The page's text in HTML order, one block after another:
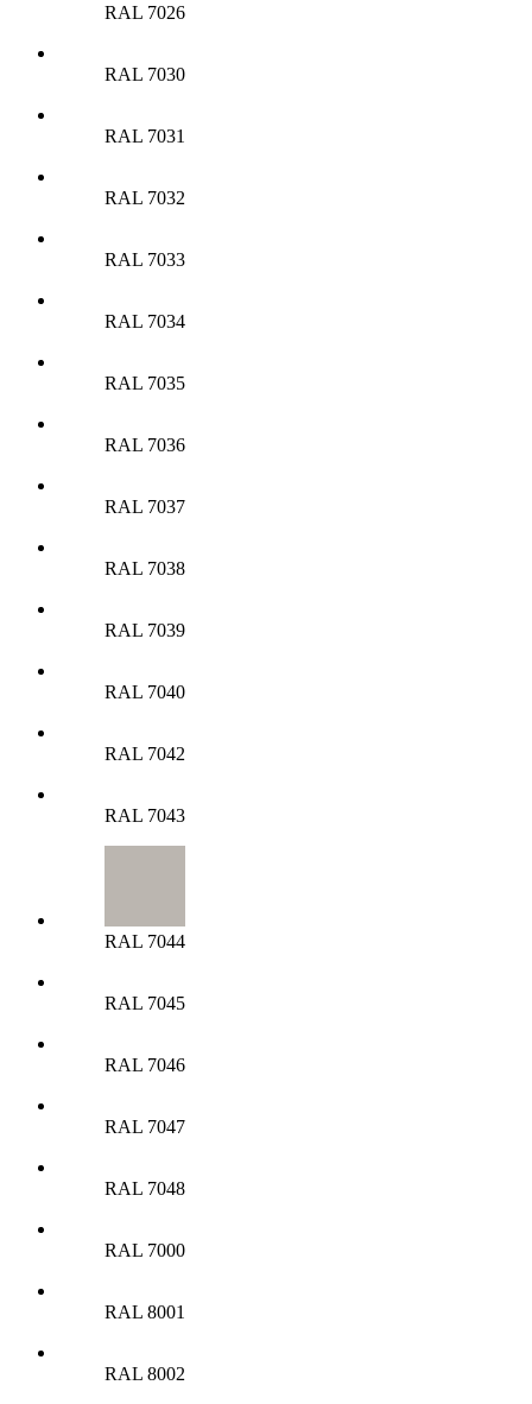
RAL 7026
RAL 7030
RAL 7031
RAL 7032
RAL 7033
RAL 7034
RAL 7035
RAL 7036
RAL 7037
RAL 7038
RAL 7039
RAL 7040
RAL 7042
RAL 7043
RAL 7044
RAL 7045
RAL 7046
RAL 7047
RAL 7048
RAL 7000
RAL 8001
RAL 8002